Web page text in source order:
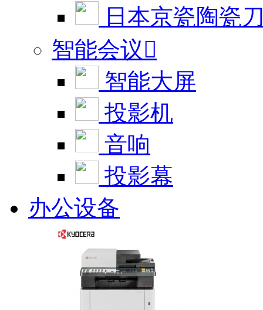
日本京瓷陶瓷
智能会议
智能大屏
投影机
音响
投影幕
办公设备